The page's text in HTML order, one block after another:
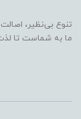
تنوع بی‌نظیر،
ما به شماست تا